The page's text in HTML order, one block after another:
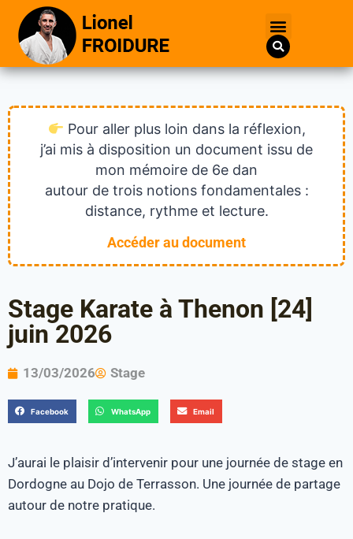
Pour aller plus loin dans la réflexion,
j’ai mis à disposition un document issu de
mon mémoire de 6e dan
autour de trois notions fondamentales :
distance, rythme et lecture.
Accéder au document
Stage Karate à Thenon [24]
juin 2026
13/03/2026 Stage
Facebook WhatsApp Email
J’aurai le plaisir d’intervenir pour une journée de stage en
Dordogne au Dojo de Terrasson. Une journée de partage
autour de notre pratique.